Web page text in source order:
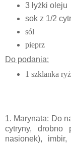
3 łyżki oleju
sok z 1/2
sól
pieprz
Do podania:
1 szklanka
1. Marynata: Do
cytryny, drobno
nasionek),